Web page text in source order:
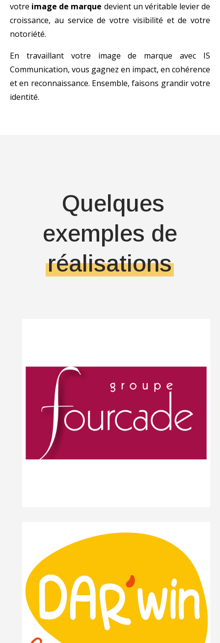
votre image de marque devient un véritable levier de
croissance, au service de votre visibilité et de votre
notoriété.
En travaillant votre image de marque avec IS
Communication, vous gagnez en impact, en cohérence
et en reconnaissance. Ensemble, faisons grandir votre
identité.
Quelques
exemples de
réalisations